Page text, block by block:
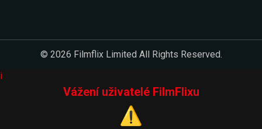
© 2026 Filmflix Limited All Rights Reserved.
i
Vážení uživatelé FilmFlixu
⚠️